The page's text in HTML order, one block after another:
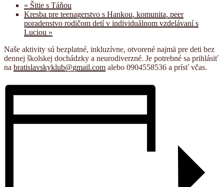
« Šitie s Táňou
Kresba pre teenagerstvo s Hankou, komunita, peer
poradenstvo rodičom detí v individuálnom vzdelávaní s
Luciou »
Naše aktivity sú bezplatné, inkluzívne, otvorené najmä pre deti bez
dennej školskej dochádzky a neurodiverzné. Je potrebné sa prihlásiť
na bratislavskyklub@gmail.com alebo 0904558536 a prísť včas.